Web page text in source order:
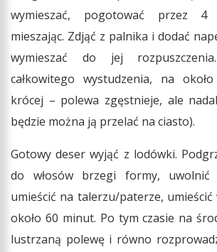
wymieszać, pogotować przez 4
mieszając. Zdjąć z palnika i dodać
wymieszać do jej
całkowitego wystudzenia, na
krócej – polewa zgęstnieje, ale
będzie można ją przelać na ciasto).
Gotowy deser wyjąć z lodówki.
do włosów brzegi formy,
umieścić na talerzu/paterze, umieścić
około 60 minut. Po tym czasie na
lustrzaną polewę i równo